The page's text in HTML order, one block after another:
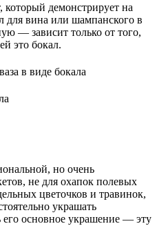
демонстрирует на
для вина или шампанского в
— зависит только от того,
это бокал.
но очень
не для охапок полевых
цветочков и травинок,
украшать
его основное украшение — эту